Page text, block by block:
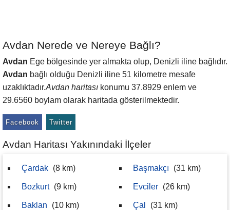
Avdan Nerede ve Nereye Bağlı?
Avdan Ege bölgesinde yer almakta olup, Denizli iline bağlıdır.
Avdan bağlı olduğu Denizli iline 51 kilometre mesafe
uzaklıktadır.Avdan haritası konumu 37.8929 enlem ve
29.6560 boylam olarak haritada gösterilmektedir.
Facebook Twitter
Avdan Haritası Yakınındaki İlçeler
Çardak (8 km)
Bozkurt (9 km)
Baklan (10 km)
Başmakçı (31 km)
Evciler (26 km)
Çal (31 km)